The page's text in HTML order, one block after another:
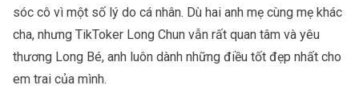
sóc cô vì một số lý do cá nhân. Dù hai anh mẹ cùng mẹ khác
cha, nhưng TikToker Long Chun vẫn rất quan tâm và yêu
thương Long Bé, anh luôn dành những điều tốt đẹp nhất cho
em trai của mình.